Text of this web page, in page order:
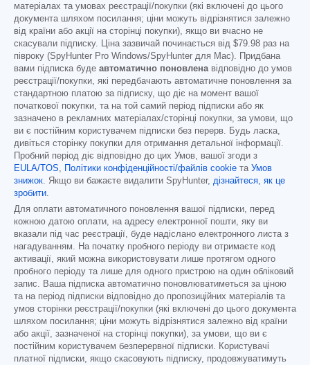
матеріалах та умовах реєстрації/покупки (які включені до цього
документа шляхом посилання; ціни можуть відрізнятися залежно
від країни або акції на сторінці покупки), якщо ви вчасно не
скасували підписку. Ціна зазвичай починається від $79.98 раз на
півроку (SpyHunter Pro Windows/SpyHunter для Mac). Придбана
вами підписка буде автоматично поновленавідповідно до умов
реєстрації/покупки, які передбачають автоматичне поновлення за
стандартною платою за підписку, що діє на момент вашої
початкової покупки, та на той самий період підписки або як
зазначено в рекламних матеріалах/сторінці покупки, за умови, що
ви є постійним користувачем підписки без перерв. Будь ласка,
дивіться сторінку покупки для отримання детальної інформації.
Пробний період діє відповідно до цих Умов, вашої згоди з
EULA/TOS, Політики конфіденційності/файлів cookie та Умов
знижок. Якщо ви бажаєте видалити SpyHunter, дізнайтеся, як це
зробити.
Для оплати автоматичного поновлення вашої підписки, перед
кожною датою оплати, на адресу електронної пошти, яку ви
вказали під час реєстрації, буде надіслано електронного листа з
нагадуванням. На початку пробного періоду ви отримаєте код
активації, який можна використовувати лише протягом одного
пробного періоду та лише для одного пристрою на один обліковий
запис. Ваша підписка автоматично поновлюватиметься за ціною
та на період підписки відповідно до пропозиційних матеріалів та
умов сторінки реєстрації/покупки (які включені до цього документа
шляхом посилання; ціни можуть відрізнятися залежно від країни
або акції, зазначеної на сторінці покупки), за умови, що ви є
постійним користувачем безперервної підписки. Користувачі
платної підписки, якщо скасовують підписку, продовжуватимуть